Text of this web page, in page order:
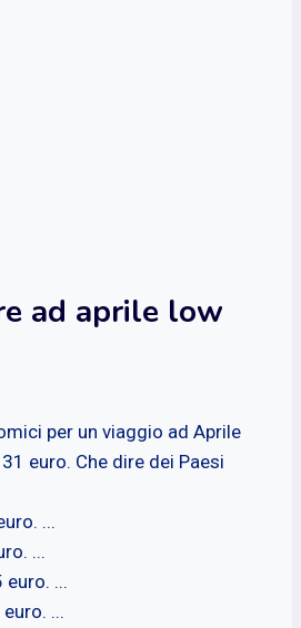
ad aprile low
per un viaggio ad Aprile
euro. Che dire dei Paesi
...
...
euro. ...
...